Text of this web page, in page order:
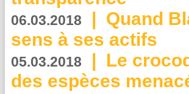
06.03.2018 | Quand
sens à ses actifs
05.03.2018 | Le
des espèces